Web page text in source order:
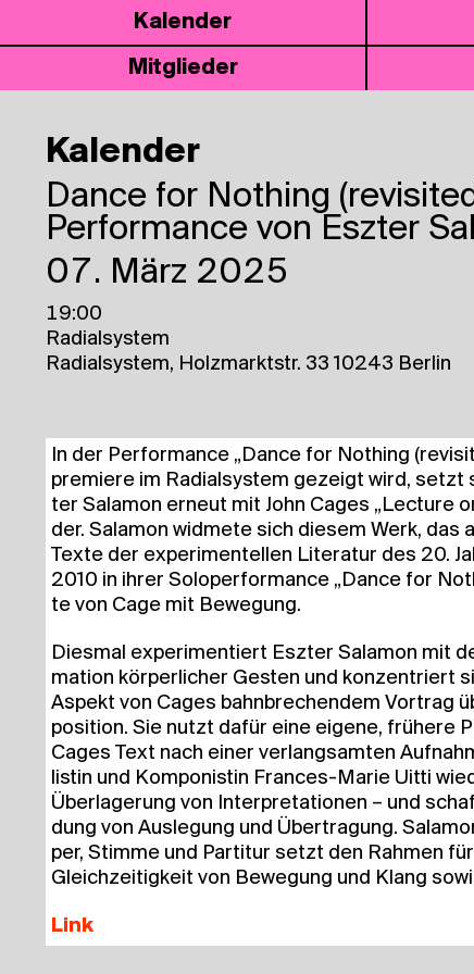
Kalen­der
Mit­glie­der
Kalender
Dance for Not­hing
Performance von Eszter
07. März 2025
19:00
Radialsystem
Radialsystem, Holzmarktstr. 33 10243 Berlin
In der Per­for­mance „Dance for Not­hing
pre­mie­re im Radi­al­sys­tem gezeigt wird,
ter Sala­mon erneut mit John Cages „Lec­tu­re
der. Sala­mon wid­me­te sich die­sem Werk, das
Tex­te der expe­ri­men­tel­len Lite­ra­tur des 20.
2010 in ihrer Solo­per­for­mance „Dance for
te von Cage mit Bewegung.
Dies­mal expe­ri­men­tiert Esz­ter Sala­mon mit
ma­ti­on kör­per­li­cher Ges­ten und kon­zen­triert
Aspekt von Cages bahn­bre­chen­dem Vor­trag
po­si­ti­on. Sie nutzt dafür eine eige­ne, frü­he­re
Cages Text nach einer ver­lang­sam­ten
lis­tin und Kom­po­nis­tin Fran­ces-Marie Uit­ti
Über­la­ge­rung von Inter­pre­ta­tio­nen – und
dung von Aus­le­gung und Über­tra­gung.
per, Stim­me und Par­ti­tur setzt den Rah­men
Gleich­zei­tig­keit von Bewe­gung und Klang
Link